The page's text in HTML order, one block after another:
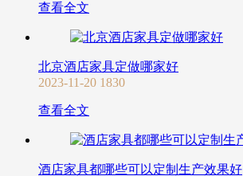
查看全文
北京酒店家具定做哪家好
2023-11-20 1830
查看全文
酒店家具都哪些可以定制生产效果好